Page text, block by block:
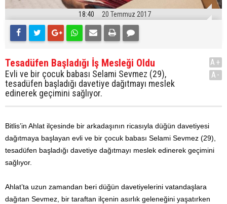
18:40 20 Temmuz 2017
Tesadüfen Başladığı İş Mesleği Oldu
Evli ve bir çocuk babası Selami Sevmez (29),
tesadüfen başladığı davetiye dağıtmayı meslek
edinerek geçimini sağlıyor.
A+
A-
Bitlis’in Ahlat ilçesinde bir arkadaşının ricasıyla düğün davetiyesi
dağıtmaya başlayan evli ve bir çocuk babası Selami Sevmez (29),
tesadüfen başladığı davetiye dağıtmayı meslek edinerek geçimini
sağlıyor.
Ahlat’ta uzun zamandan beri düğün davetiyelerini vatandaşlara
dağıtan Sevmez, bir taraftan ilçenin asırlık geleneğini yaşatırken